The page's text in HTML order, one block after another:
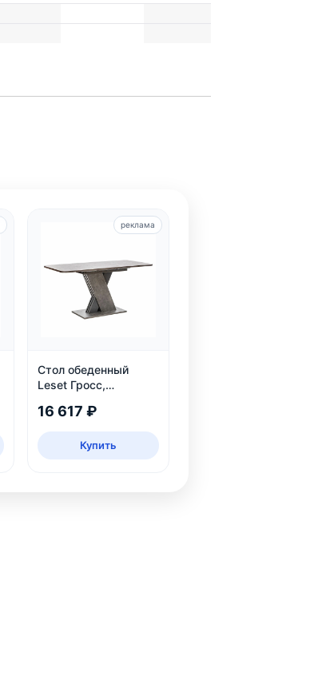
Стол обеденный
Leset Гросс,
серый, на 6 персон
16 617 ₽
Купить
реклама